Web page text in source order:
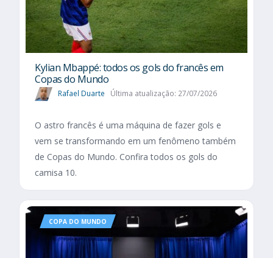
Kylian Mbappé: todos os gols do francês em
Copas do Mundo
Rafael Duarte Última atualização: 27/07/2026
O astro francês é uma máquina de fazer gols e
vem se transformando em um fenômeno também
de Copas do Mundo. Confira todos os gols do
camisa 10.
COPA DO MUNDO